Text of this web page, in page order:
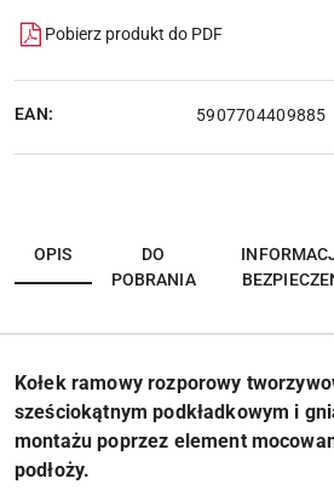
Pobierz produkt do PDF
EAN: 5907704409885
OPIS
DO
POBRANIA
Kołek ramowy rozporowy
sześciokątnym podkładkowym i
montażu poprzez element
podłoży.